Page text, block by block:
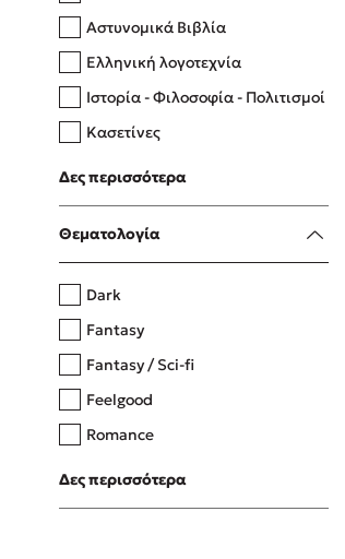
Δανάη Δεληγεώργη
Πάνω, κάτω, μπροστά, πίσω
Η μέθοδος Αφήστε τους
Αστυνομικά Βιβλία
Ελληνική λογοτεχνία
Ιστορία - Φιλοσοφία - Πολιτισμοί
Κασετίνες
Λευκώματα - Έγχρωμοι οδηγοί
Μαγειρική
Δες περισσότερα
Θεματολογία
Dark
Fantasy
Fantasy / Sci-fi
Feelgood
Romance
Upmarket
Young Adult
Δες περισσότερα